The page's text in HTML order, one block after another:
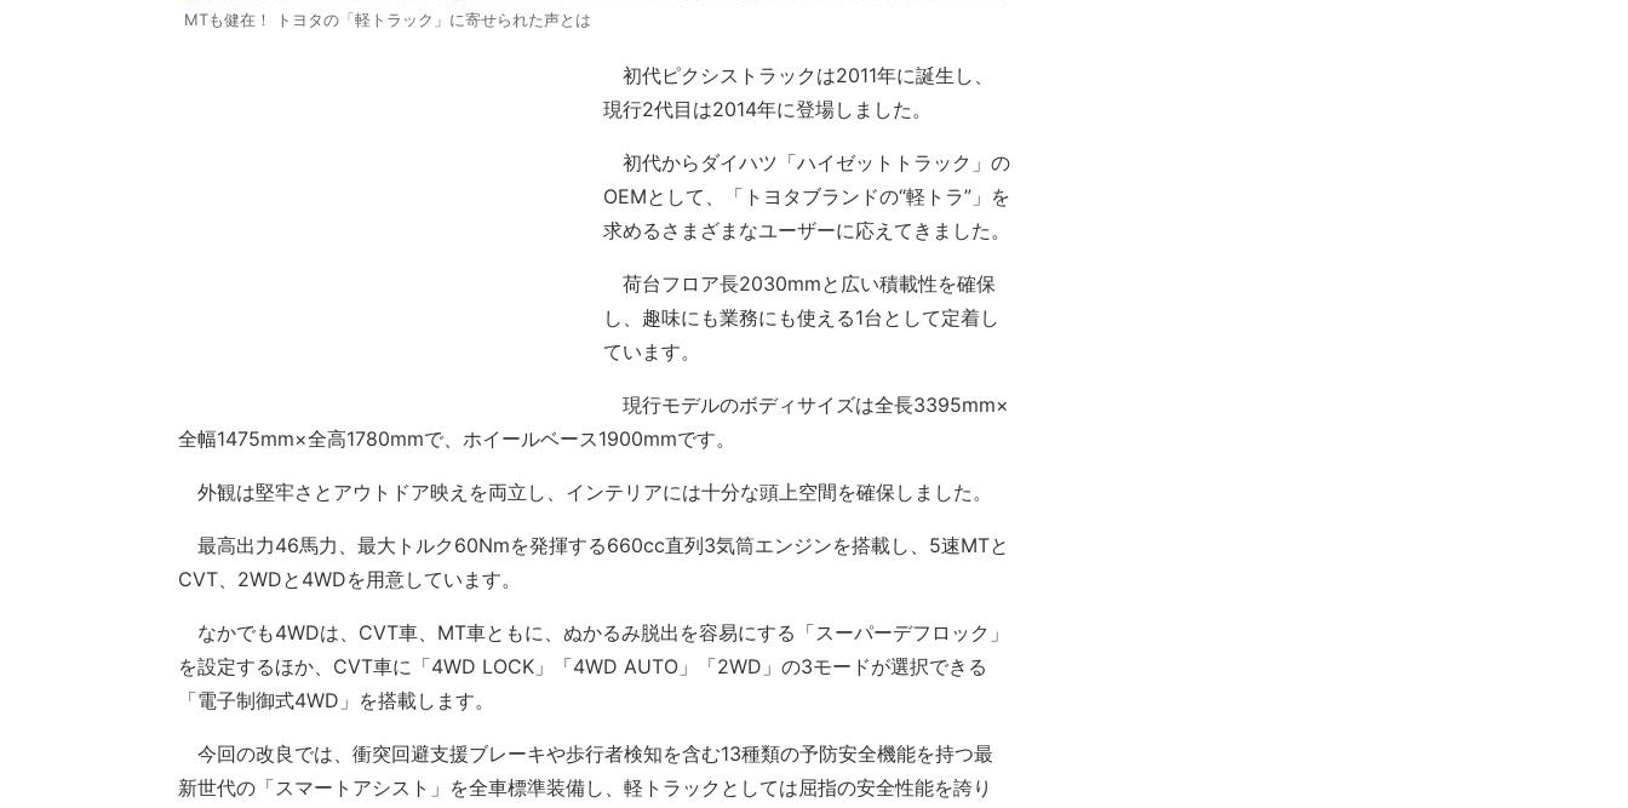
MTも健在！ トヨタの「軽トラック」に寄せられた声とは
初代ピクシストラックは2011年に誕生し、
現行2代目は2014年に登場しました。
初代からダイハツ「ハイゼットトラック」の
OEMとして、「トヨタブランドの“軽トラ”」を
求めるさまざまなユーザーに応えてきました。
荷台フロア長2030mmと広い積載性を確保
し、趣味にも業務にも使える1台として定着し
ています。
現行モデルのボディサイズは全長3395mm×
全幅1475mm×全高1780mmで、ホイールベース1900mmです。
外観は堅牢さとアウトドア映えを両立し、インテリアには十分な頭上空間を確保しました。
最高出力46馬力、最大トルク60Nmを発揮する660cc直列3気筒エンジンを搭載し、5速MTと
CVT、2WDと4WDを用意しています。
なかでも4WDは、CVT車、MT車ともに、ぬかるみ脱出を容易にする「スーパーデフロック」
を設定するほか、CVT車に「4WD LOCK」「4WD AUTO」「2WD」の3モードが選択できる
「電子制御式4WD」を搭載します。
今回の改良では、衝突回避支援ブレーキや歩行者検知を含む13種類の予防安全機能を持つ最
新世代の「スマートアシスト」を全車標準装備し、軽トラックとしては屈指の安全性能を誇り